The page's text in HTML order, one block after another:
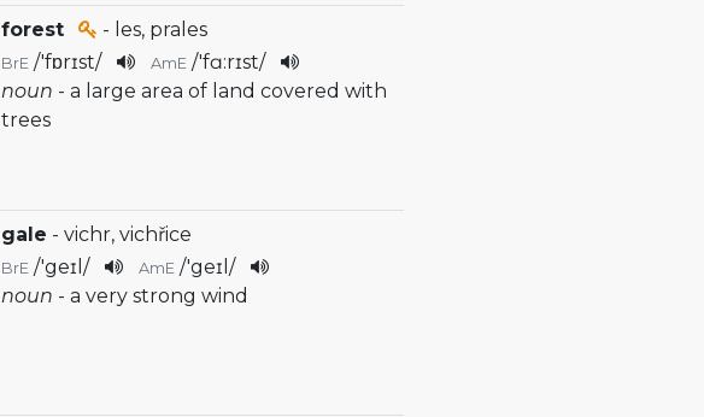
forest - les, prales
BrE /'fɒrɪst/ AmE /'fɑ:rɪst/
noun - a large area of land covered with
trees
gale - vichr, vichřice
BrE /'geɪl/ AmE /'geɪl/
noun - a very strong wind